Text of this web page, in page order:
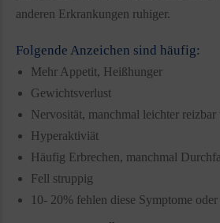
anderen Erkrankungen ruhiger.
Folgende Anzeichen sind häufig:
Mehr Appetit, Heißhunger
Gewichtsverlust
Nervosität, manchmal leichter reizbar
Hyperaktiviät
Häufig Erbrechen, manchmal
Fell struppig
10- 20% fehlen diese Symptome